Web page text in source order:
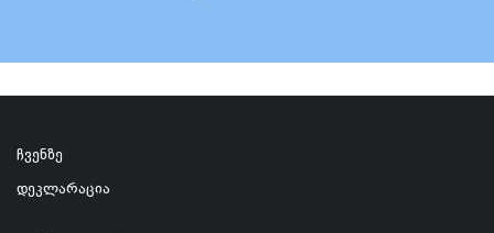
ჩვენზე
დეკლარაცია